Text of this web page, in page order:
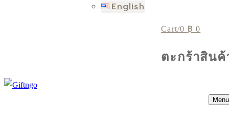
English
Cart/0 ฿ 0
ตะกร้าสินค้
Menu